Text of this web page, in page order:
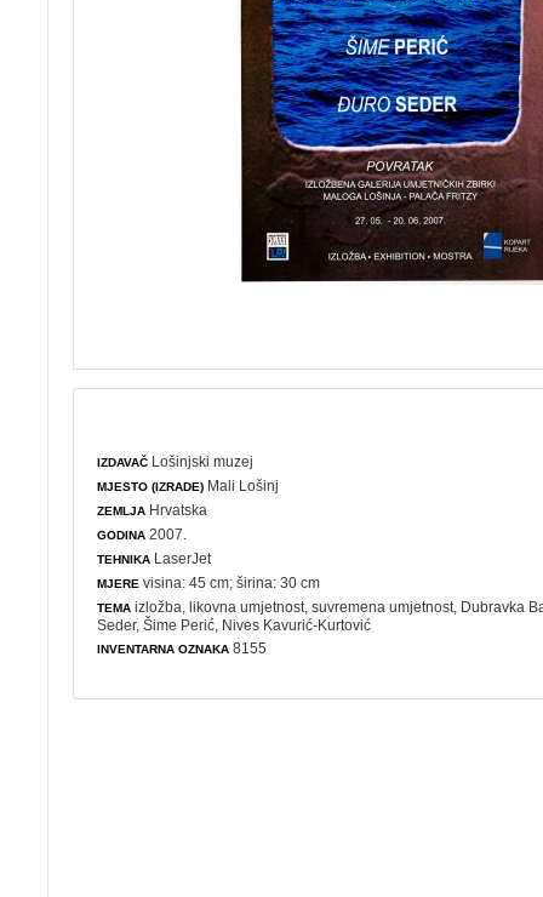
IZDAVAČ Lošinjski muzej
MJESTO (IZRADE) Mali Lošinj
ZEMLJA Hrvatska
GODINA 2007.
TEHNIKA LaserJet
MJERE visina: 45 cm; širina: 30 cm
TEMA izložba ,likovna umjetnost ,suvremena umjetnost , Dubravka
Seder, Šime Perić, Nives Kavurić-Kurtović
INVENTARNA OZNAKA 8155